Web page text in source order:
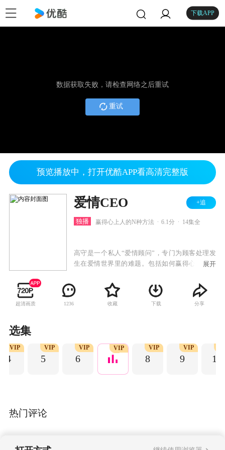
下载APP
数据获取失败，请检查网络之后重试
重试
预览播放中，打开优酷APP看高清完整版
爱情CEO +追
独播 赢得心上人的N种方法 6.1分 14集全
高守是一个私人“爱情顾问”，专门为顾客处理发
生在爱情世界里的难题。包括如何赢得心上人的
的婚姻…… 他和助手玛丽一起成立了“爱情
office”，只要按照他的“九死一生”原则，所有爱情
道路上的难题都可以迎刃而解，他的方法有口皆
展开
超清画质 1236 收藏 下载 分享
选集
4
VIP
5
VIP
6
VIP VIP
8
VIP
9
VIP
10
热门评论